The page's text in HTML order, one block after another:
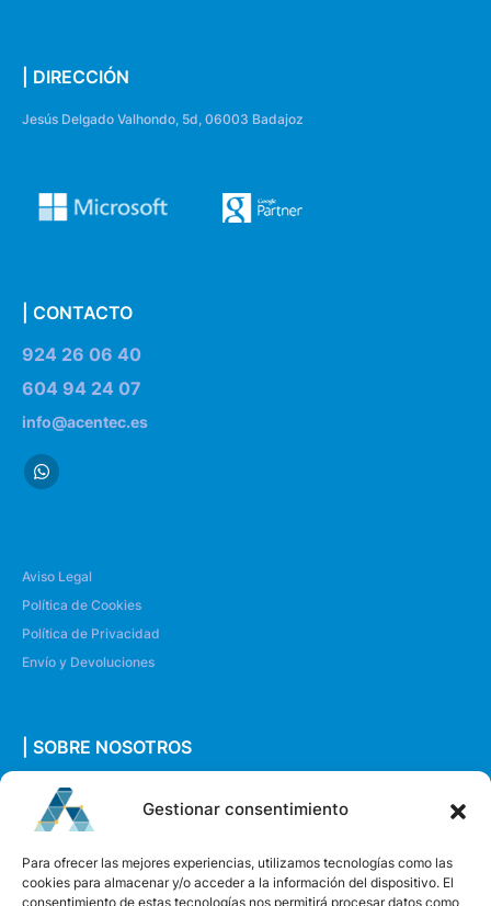
Gestionar consentimiento
Para ofrecer las mejores experiencias, utilizamos tecnologías como las
cookies para almacenar y/o acceder a la información del dispositivo. El
consentimiento de estas tecnologías nos permitirá procesar datos como
| DIRECCIÓN
Jesús Delgado Valhondo, 5d, 06003 Badajoz
| CONTACTO
924 26 06 40
604 94 24 07
info@acentec.es
Aviso Legal
Política de Cookies
Política de Privacidad
Envío y Devoluciones
| SOBRE NOSOTROS
Quiénes somos
Envíanos un mensaje